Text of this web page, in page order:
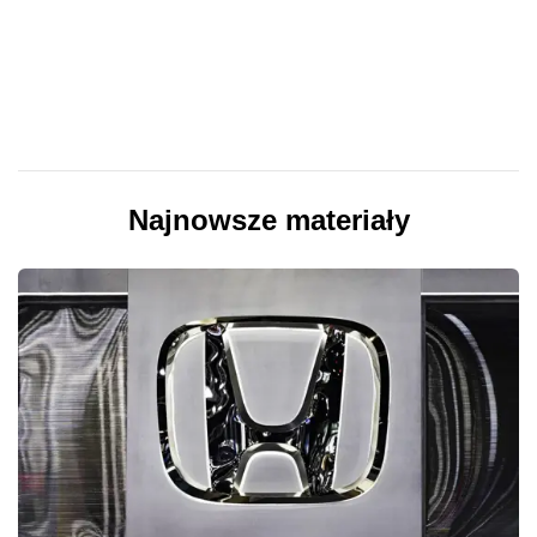
Najnowsze materiały